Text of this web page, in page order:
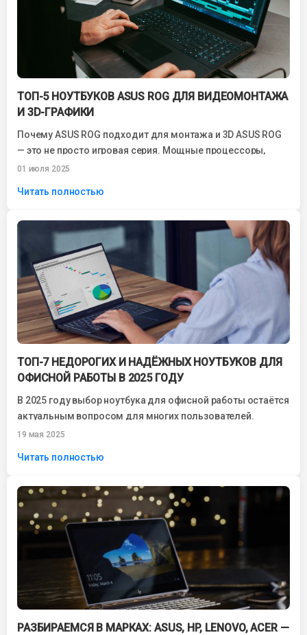
ТОП-5 НОУТБУКОВ ASUS ROG ДЛЯ ВИДЕОМОНТАЖА
И 3D-ГРАФИКИ
Почему ASUS ROG подходит для монтажа и 3D ASUS ROG
— это не просто игровая серия. Мощные процессоры,
видеокарты GeForce...
01 июля 2025
Читать полностью
ТОП-7 НЕДОРОГИХ И НАДЁЖНЫХ НОУТБУКОВ ДЛЯ
ОФИСНОЙ РАБОТЫ В 2025 ГОДУ
В 2025 году выбор ноутбука для офисной работы остаётся
актуальным вопросом для многих пользователей.
Независимо от того, работаете ли вы...
19 мая 2025
Читать полностью
РАЗБИРАЕМСЯ В МАРКАХ: ASUS, HP, LENOVO, ACER —